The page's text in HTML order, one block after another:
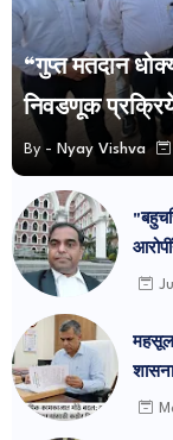
“गुप्त मतदान
निवडणूक
By - Nyay Vishva
महसूल